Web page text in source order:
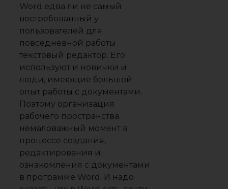
Word едва ли не самый
востребованный у
пользователей для
повседневной работы
текстовый редактор. Его
используют и новички и
люди, имеющие большой
опыт работы с документами.
Поэтому организация
рабочего пространства
немаловажный момент в
процессе создания,
редактирования и
ознакомления с документами
в программе Word. И надо